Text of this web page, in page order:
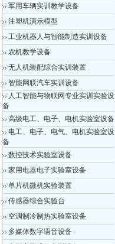
军用车辆实训教学设备
注塑机演示模型
工业机器人与智能制造实训设备
农机教学设备
无人机装配综合实训装置
智能网联汽车实训设备
人工智能与物联网专业实训实验设
备
高级电工、电子、电机实验室设备
电工、电子、电气、电机实验室设
备
数控技术实验室设备
家用电器电子实验室设备
单片机微机实验装置
传感器综合实验台
空调制冷制热实验室设备
多媒体数字语音设备